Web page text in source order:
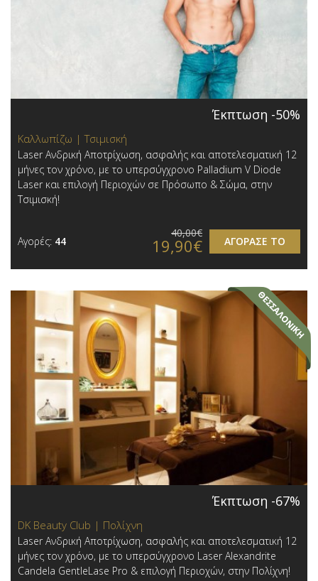
Έκπτωση -50%
Καλλωπίζω | Τσιμισκή
Laser Ανδρική Αποτρίχωση, ασφαλής και αποτελεσματική 12
μήνες τον χρόνο, με το υπερσύγχρονο Palladium V Diode
Laser και επιλογή Περιοχών σε Πρόσωπο & Σώμα, στην
Τσιμισκή!
Αγορές: 44 ΑΓΟΡΑΣΕ ΤΟ
40,00€
19,90€
Έκπτωση -67%
DK Beauty Club | Πολίχνη
Laser Ανδρική Αποτρίχωση, ασφαλής και αποτελεσματική 12
μήνες τον χρόνo, με το υπερσύγχρονο Laser Alexandrite
Candela GentleLase Pro & επιλογή Περιοχών, στην Πολίχνη!